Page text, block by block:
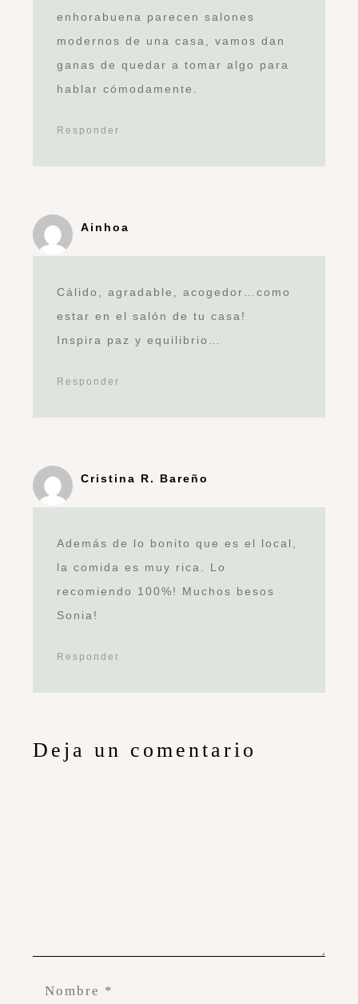
enhorabuena parecen salones
modernos de una casa, vamos dan
ganas de quedar a tomar algo para
hablar cómodamente.
Responder
Ainhoa
Cálido, agradable, acogedor…como
estar en el salón de tu casa!
Inspira paz y equilibrio…
Responder
Cristina R. Bareño
Además de lo bonito que es el local,
la comida es muy rica. Lo
recomiendo 100%! Muchos besos
Sonia!
Responder
Deja un comentario